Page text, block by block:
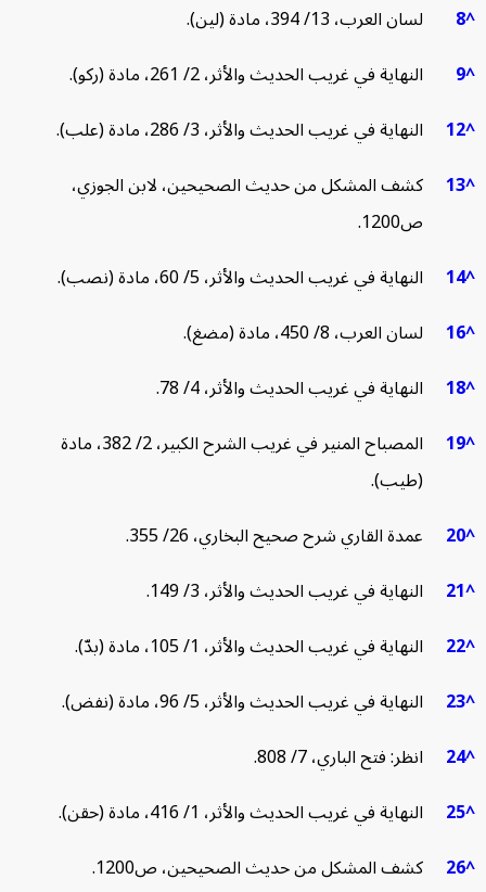
لسان العرب، 13/ 394، مادة (لين).
النهاية في غريب الحديث والأثر، 2/ 261، مادة (ركو).
النهاية في غريب الحديث والأثر، 3/ 286، مادة (علب).
كشف المشكل من حديث الصحيحين، لابن الجوزي،
النهاية في غريب الحديث والأثر، 5/ 60، مادة (نصب).
لسان العرب، 8/ 450، مادة (مضغ).
النهاية في غريب الحديث والأثر، 4/ 78.
المصباح المنير في غريب الشرح الكبير، 2/ 382، مادة
(طيب).
عمدة القاري شرح صحيح البخاري، 26/ 355.
النهاية في غريب الحديث والأثر، 3/ 149.
النهاية في غريب الحديث والأثر، 1/ 105، مادة (بدّ).
النهاية في غريب الحديث والأثر، 5/ 96، مادة (نفض).
انظر: فتح الباري، 7/ 808.
النهاية في غريب الحديث والأثر، 1/ 416، مادة (حقن).
كشف المشكل من حديث الصحيحين، ص1200.